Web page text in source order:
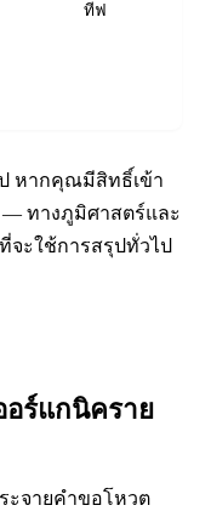
ทีฟ
หากคุณมีสิทธิ์เข้า
— ทางภูมิศาสตร์และ
ะใช้การสรุปทั่วไป
อร์แกนิคราย
ะจายคำขอโหวต